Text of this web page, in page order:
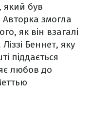
який був
змогла
як він взагалі
Беннет, яку
піддається
любов до